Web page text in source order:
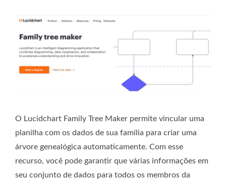
O Lucidchart Family Tree Maker permite vincular uma
planilha com os dados de sua família para criar uma
árvore genealógica automaticamente. Com esse
recurso, você pode garantir que várias informações em
seu conjunto de dados para todos os membros da